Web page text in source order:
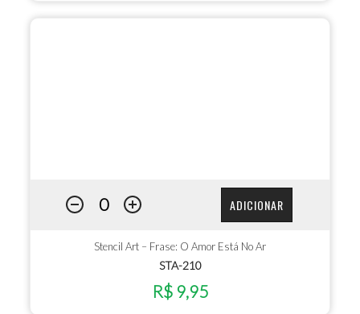
ADICIONAR
Stencil Art – Frase: O Amor Está No Ar
STA-210
R$ 9,95